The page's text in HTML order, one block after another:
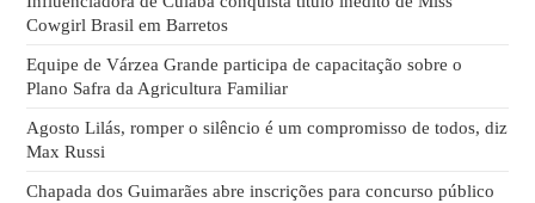
Cowgirl Brasil em Barretos
Equipe de Várzea Grande participa de capacitação sobre o
Plano Safra da Agricultura Familiar
Agosto Lilás, romper o silêncio é um compromisso de todos, diz
Max Russi
Chapada dos Guimarães abre inscrições para concurso público